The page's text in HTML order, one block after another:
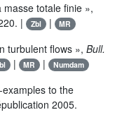
totale finie »,
| Zbl | MR
turbulent flows », Bull.
| MR | Numdam
to the
2005.